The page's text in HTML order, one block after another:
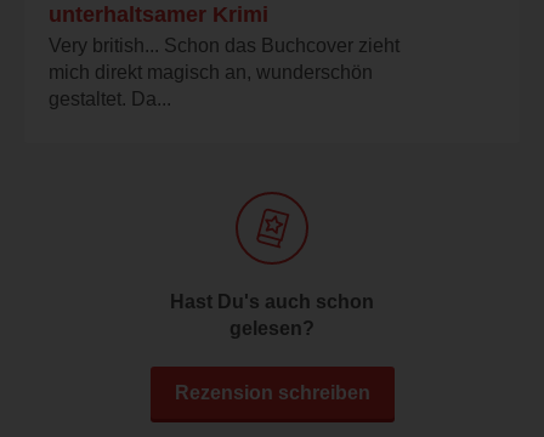
unterhaltsamer Krimi
Very british... Schon das Buchcover zieht
mich direkt magisch an, wunderschön
gestaltet. Da...
Hast Du's auch schon
gelesen?
Rezension schreiben